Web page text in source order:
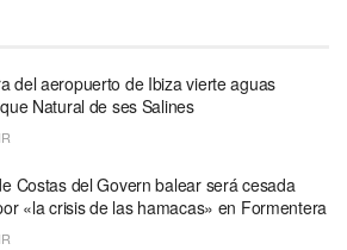
del aeropuerto de Ibiza vierte aguas
Natural de ses Salines
Costas del Govern balear será cesada
«la crisis de las hamacas» en Formentera